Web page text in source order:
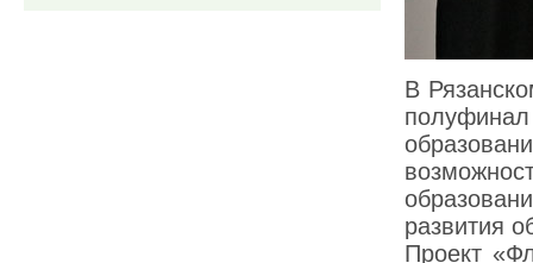
В
развития
Проект